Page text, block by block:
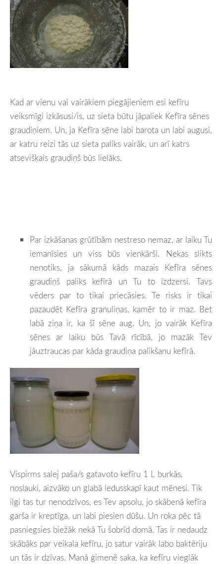
Kad ar vienu vai vairākiem piegājieniem esi kefīru
veiksmīgi izkāsusi/is, uz sieta būtu jāpaliek Kefīra sēnes
graudiņiem. Un, ja Kefīra sēne labi barota un labi augusi,
ar katru reizi tās uz sieta paliks vairāk, un arī katrs
atsevišķais graudiņš būs lielāks.
Par izkāšanas grūtībām nestreso nemaz, ar laiku Tu
iemanīsies un viss būs vienkārši. Nekas slikts
nenotiks, ja sākumā kāds mazais Kefīra sēnes
graudiņš paliks kefīrā un Tu to izdzersi. Tavs
vēders par to tikai priecāsies. Te risks ir tikai
pazaudēt Kefīra granuliņas, kamēr to ir maz. Bet
labā ziņa ir, ka šī sēne aug. Un, jo vairāk Kefīra
sēnes ar laiku būs Tavā rīcībā, jo mazāk Tev
jāuztraucas par kāda graudiņa palikšanu kefīrā.
Vispirms salej paša/s gatavoto kefīru 1 L burkās,
noslauki, aizvāko un glabā ledusskapī kaut mēnesi. Tik
ilgi tas tur nenodzīvos, es Tev apsolu, jo skābenā kefīra
garša ir kreptīga, un labi piesien dūšu. Un roka pēc tā
pasniegsies biežāk nekā Tu šobrīd domā. Tas ir nedaudz
skābāks par veikala kefīru, jo satur vairāk labo baktēriju
un tās ir dzīvas. Manā ģimenē saka, ka kefīru vieglāk